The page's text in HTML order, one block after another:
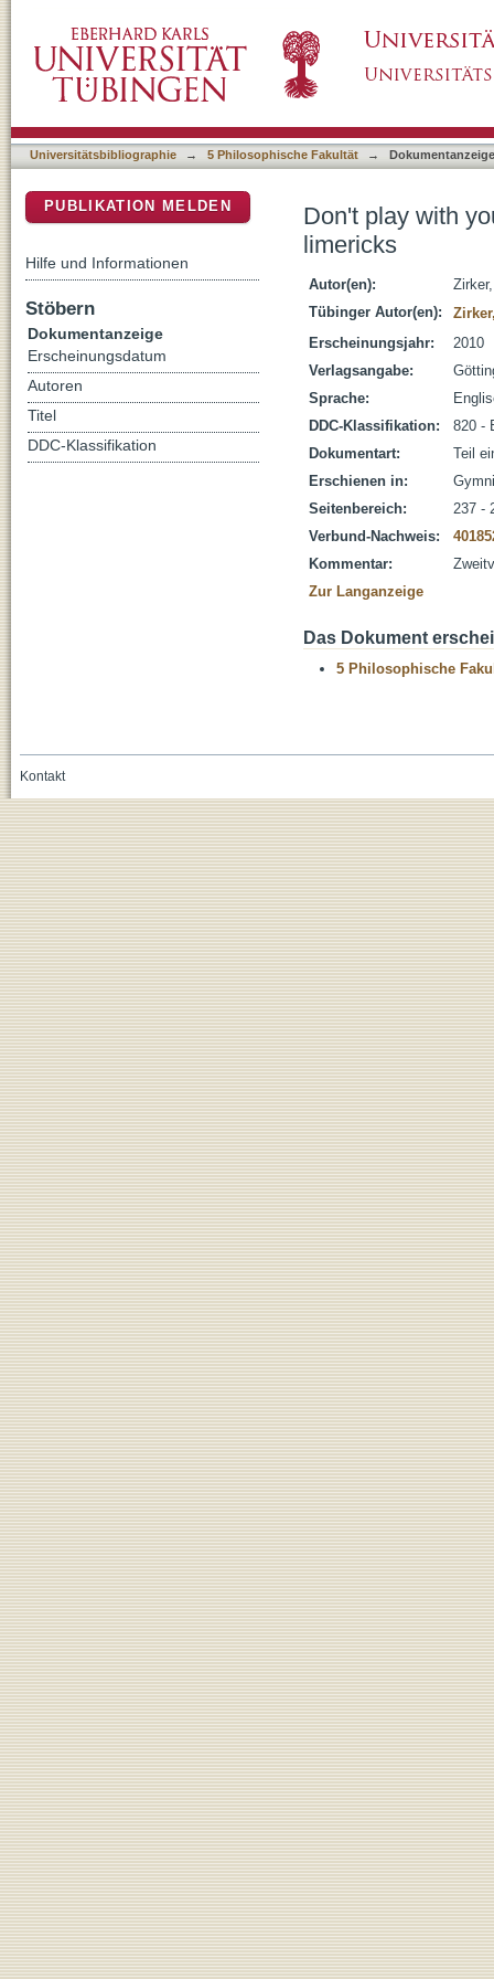
Universitätsbibliographie → 5 Philosophische Fakultät → Dokumentanzeige
Don't play with
limericks
Autor(en):
Tübinger Autor(en):
Erscheinungsjahr:
2010
Verlagsangabe:
Sprache:
DDC-Klassifikation:
820 -
Dokumentart:
Teil
Erschienen in:
Seitenbereich:
237 -
Verbund-Nachweis:
Kommentar:
Zur Langanzeige
Das Dokument
5 Philosophische
PUBLIKATION MELDEN
Hilfe und Informationen
Stöbern
Dokumentanzeige
Erscheinungsdatum
Autoren
Titel
DDC-Klassifikation
Kontakt